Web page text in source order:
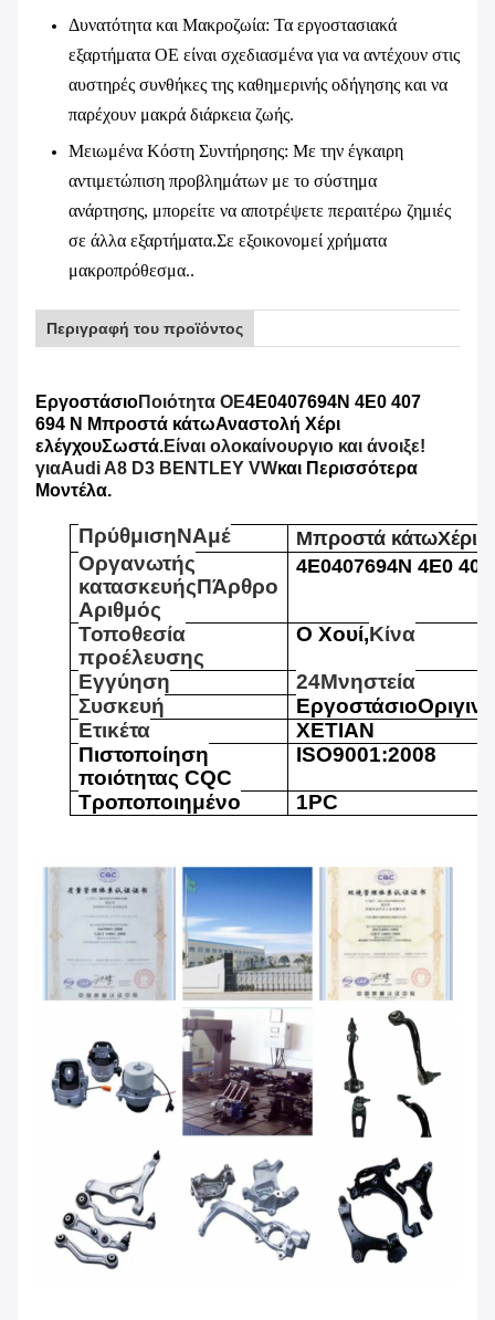
Δυνατότητα και Μακροζωία: Τα εργοστασιακά
εξαρτήματα OE είναι σχεδιασμένα για να αντέχουν στις
αυστηρές συνθήκες της καθημερινής οδήγησης και να
παρέχουν μακρά διάρκεια ζωής.
Μειωμένα Κόστη Συντήρησης: Με την έγκαιρη
αντιμετώπιση προβλημάτων με το σύστημα
ανάρτησης, μπορείτε να αποτρέψετε περαιτέρω ζημιές
σε άλλα εξαρτήματα.Σε εξοικονομεί χρήματα
μακροπρόθεσμα..
Περιγραφή του προϊόντος
ΕργοστάσιοΠοιότητα ΟΕ4E0407694N 4E0 407
694 N Μπροστά κάτωΑναστολή Χέρι
ελέγχουΣωστά.Είναι ολοκαίνουργιο και άνοιξε!
γιαAudi A8 D3 BENTLEY VWκαι Περισσότερα
Μοντέλα.
ΠρύθμισηNΑμέ Μπροστά κάτωΧέρι
Οργανωτής
κατασκευήςΠΆρθρο
Αριθμός
4E0407694N 4E0
Τοποθεσία
προέλευσης
Ο Χουί,Κίνα
Εγγύηση 24Μνηστεία
Συσκευή
ΕργοστάσιοΟ
Ετικέτα
ΧΕΤΙΑΝ
Πιστοποίηση
ποιότητας CQC
ISO9001:2008
Τροποποιημένο 1PC